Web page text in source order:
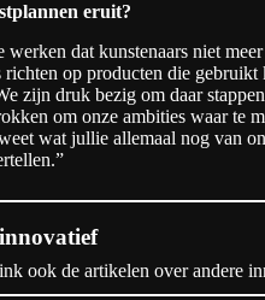
eruit?
werken dat kunstenaars niet
richten op producten die
zijn druk bezig om daar
om onze ambities waar te
wat jullie allemaal nog van
ook de artikelen over andere